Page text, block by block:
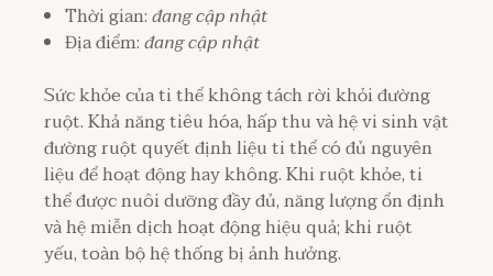
Thời gian:đang cập nhật
Địa điểm:đang cập nhật
Sức khỏe của ti thể không tách rời khỏi đường
ruột. Khả năng tiêu hóa, hấp thu và hệ vi sinh vật
đường ruột quyết định liệu ti thể có đủ nguyên
liệu để hoạt động hay không. Khi ruột khỏe, ti
thể được nuôi dưỡng đầy đủ, năng lượng ổn định
và hệ miễn dịch hoạt động hiệu quả; khi ruột
yếu, toàn bộ hệ thống bị ảnh hưởng.